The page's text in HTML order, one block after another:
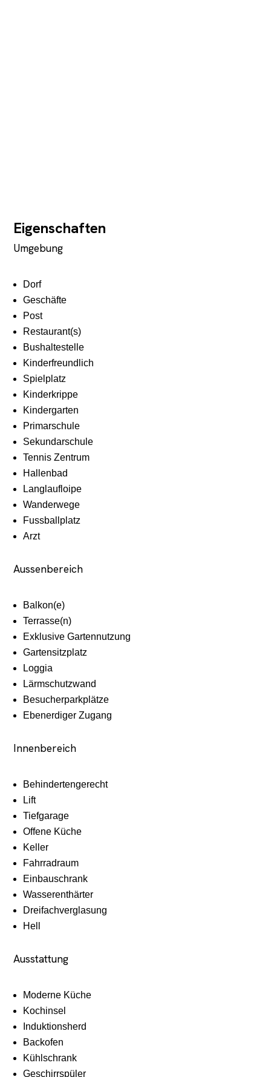
Eigenschaften
Umgebung
Dorf
Geschäfte
Post
Restaurant(s)
Bushaltestelle
Kinderfreundlich
Spielplatz
Kinderkrippe
Kindergarten
Primarschule
Sekundarschule
Tennis Zentrum
Hallenbad
Langlaufloipe
Wanderwege
Fussballplatz
Arzt
Aussenbereich
Balkon(e)
Terrasse(n)
Exklusive Gartennutzung
Gartensitzplatz
Loggia
Lärmschutzwand
Besucherparkplätze
Ebenerdiger Zugang
Innenbereich
Behindertengerecht
Lift
Tiefgarage
Offene Küche
Keller
Fahrradraum
Einbauschrank
Wasserenthärter
Dreifachverglasung
Hell
Ausstattung
Moderne Küche
Kochinsel
Induktionsherd
Backofen
Kühlschrank
Geschirrspüler